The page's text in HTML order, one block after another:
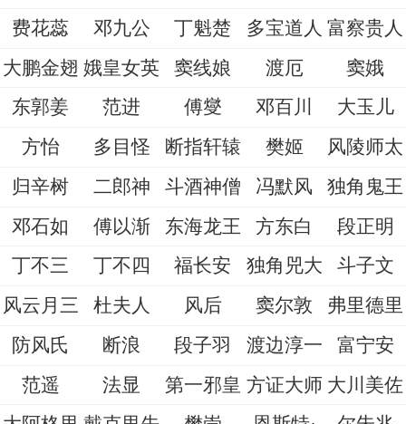
费花蕊
邓九公 丁魁楚 多宝道人 富察贵人
大鹏金翅 娥皇女英 窦线娘 渡厄
窦娥
东郭姜
范进 傅燮 邓百川
大玉儿
方怡
多目怪 断指轩辕 樊姬
风陵师太
归辛树
二郎神 斗酒神僧 冯默风
独角鬼王
邓石如
傅以渐 东海龙王 方东白
段正明
丁不三
丁不四 福长安 独角兕大
斗子文
风云月三
杜夫人 风后 窦尔敦
弗里德里
防风氏
断浪 段子羽 渡边淳一
富宁安
范遥
法显 第一邪皇 方证大师 大川美佐